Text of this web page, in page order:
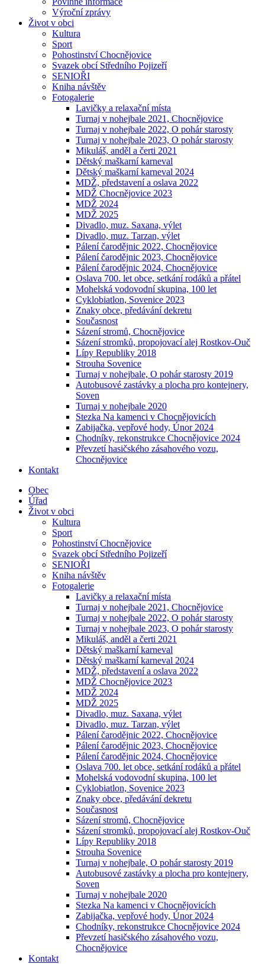
Výroční zprávy
Život v obci
Kultura
Sport
Pohostinství Chocnějovice
Svazek obcí Středního Pojizeří
SENIOŘI
Kniha návštěv
Fotogalerie
Lavičky a relaxační místa
Turnaj v nohejbale 2021, Chocnějovice
Turnaj v nohejbale 2022, O pohár starosty
Turnaj v nohejbale 2023, O pohár starosty
Mikuláš, anděl a čerti 2021
Dětský maškarní karneval
Dětský maškarní karneval 2024
MDŽ, představení a oslava 2022
MDŽ Chocnějovice 2023
MDŽ 2024
MDŽ 2025
Divadlo, muz. Saxana, výlet
Divadlo, muz. Tarzan, výlet
Pálení čarodějnic 2022, Chocnějovice
Pálení čarodějnic 2023, Chocnějovice
Pálení čarodějnic 2024, Chocnějovice
Oslava 700. let obce, setkání rodáků a přátel
Mohelská vodovodní skupina, 100 let
Cyklobiatlon, Sovenice 2023
Znaky obce, předávání dekretu
Současnost
Sázení stromů, Chocnějovice
Sázení stromků, propojovací alej Rostkov-Ouč
Lípy Republiky 2018
Strouha Sovenice
Turnaj v nohejbale, O pohár starosty 2019
Autobusové zastávky a plocha pro kontejnery,
Soven
Turnaj v nohejbale 2020
Stezka Na kamenci v Chocnějovicích
Zabijačka, vepřové hody, Únor 2024
Chodníky, rekonstrukce Chocnějovice 2024
Převzetí hasičského zásahového vozu,
Chocnějovice
Kontakt
Obec
Úřad
Život v obci
Kultura
Sport
Pohostinství Chocnějovice
Svazek obcí Středního Pojizeří
SENIOŘI
Kniha návštěv
Fotogalerie
Lavičky a relaxační místa
Turnaj v nohejbale 2021, Chocnějovice
Turnaj v nohejbale 2022, O pohár starosty
Turnaj v nohejbale 2023, O pohár starosty
Mikuláš, anděl a čerti 2021
Dětský maškarní karneval
Dětský maškarní karneval 2024
MDŽ, představení a oslava 2022
MDŽ Chocnějovice 2023
MDŽ 2024
MDŽ 2025
Divadlo, muz. Saxana, výlet
Divadlo, muz. Tarzan, výlet
Pálení čarodějnic 2022, Chocnějovice
Pálení čarodějnic 2023, Chocnějovice
Pálení čarodějnic 2024, Chocnějovice
Oslava 700. let obce, setkání rodáků a přátel
Mohelská vodovodní skupina, 100 let
Cyklobiatlon, Sovenice 2023
Znaky obce, předávání dekretu
Současnost
Sázení stromů, Chocnějovice
Sázení stromků, propojovací alej Rostkov-Ouč
Lípy Republiky 2018
Strouha Sovenice
Turnaj v nohejbale, O pohár starosty 2019
Autobusové zastávky a plocha pro kontejnery,
Soven
Turnaj v nohejbale 2020
Stezka Na kamenci v Chocnějovicích
Zabijačka, vepřové hody, Únor 2024
Chodníky, rekonstrukce Chocnějovice 2024
Převzetí hasičského zásahového vozu,
Chocnějovice
Kontakt